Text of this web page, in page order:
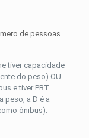
de pessoas
tiver capacidade
do peso) OU
e tiver PBT
peso, a D é a
ônibus).